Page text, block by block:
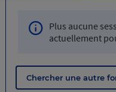
Plus aucune
actuellement
Chercher une autre